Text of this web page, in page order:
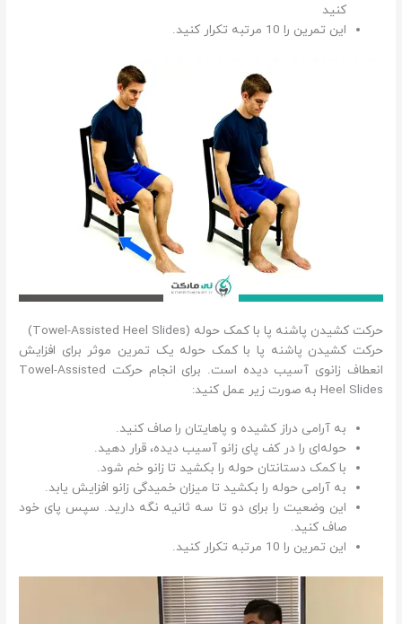
کنید
این تمرین را 10 مرتبه تکرار کنید.
حرکت کشیدن پاشنه پا با کمک حوله (Towel-Assisted Heel Slides)
حرکت کشیدن پاشنه پا با کمک حوله یک تمرین موثر برای افزایش
انعطاف زانوی آسیب دیده است. برای انجام حرکت Towel-Assisted
Heel Slides به صورت زیر عمل کنید:
به آرامی دراز کشیده و پاهایتان را صاف کنید.
حوله‌ای را در کف پای زانو آسیب دیده، قرار دهید.
با کمک دستانتان حوله را بکشید تا زانو خم شود.
به آرامی حوله را بکشید تا میزان خمیدگی زانو افزایش یابد.
این وضعیت را برای دو تا سه ثانیه نگه دارید. سپس پای خود
صاف کنید.
این تمرین را 10 مرتبه تکرار کنید.